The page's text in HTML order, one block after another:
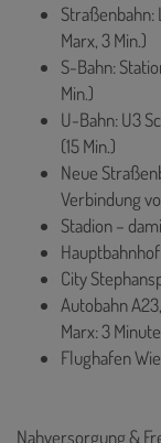
Straßenbahn:
Marx, 3 Min.)
S-Bahn:
Min.)
U-Bahn: U3
(15 Min.)
Neue
Verbindung
Stadion –
City
Autobahn
Marx: 3
Flughafen
Nahversorgung &